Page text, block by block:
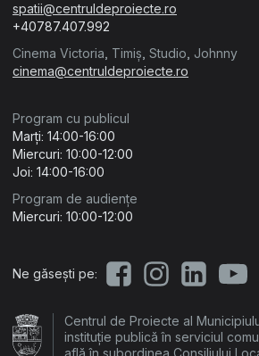
spatii@centruldeproiecte.ro
+40787.407.992
Cinema Victoria, Timiș, Studio, Johnny
cinema@centruldeproiecte.ro
Program cu publicul
Marți: 14:00-16:00
Miercuri: 10:00-12:00
Joi: 14:00-16:00
Program de audiențe
Miercuri: 10:00-12:00
Ne găsești pe:
Centrul de Proiecte al
instituție publică în serviciul
află în subordinea Consiliului